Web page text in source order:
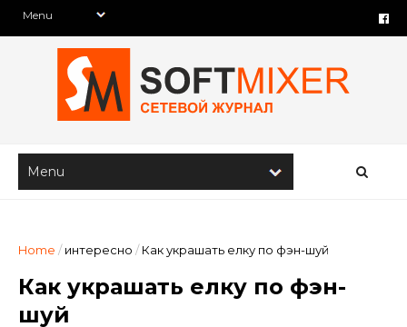
Home / интересно / Как украшать елку по фэн-шуй
Как украшать елку по фэн-
шуй